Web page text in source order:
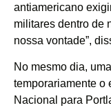
antiamericano
militares dentro de
nossa vontade”,
No mesmo dia,
temporariamente o
Nacional para